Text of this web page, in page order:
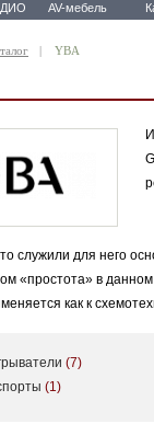
AV-мебель
YBA
служили для него
«простота» в
как к
(7)
(1)